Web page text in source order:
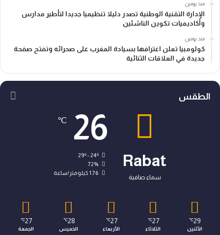
منذ يومين
الإدارة التقنية الوطنية تصدر دليلا تنظيميا جديدا لتأطير مدارس
وأكاديميات تكوين الناشئين
منذ يومين
كولومبيا تعلن اعترافها بسيادة المغرب على صحرائه وتفتح صفحة
جديدة في العلاقات الثنائية
الطقس
Rabat
سماء صافية
26
℃
72%
1.76 كيلومتر/ساعة
29
℃
الأثنين
27
℃
الثلاثاء
27
℃
الأربعاء
28
℃
الخميس
27
℃
الجمعة